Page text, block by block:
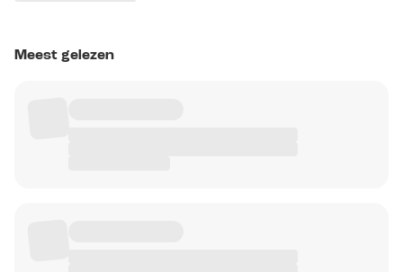
Meest gelezen